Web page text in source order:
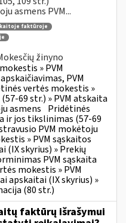
asmens PVM...
faktūroje
žinyno
» PVM
PVM
vertės mokestis »
69 str.) » PVM atskaita
asmens Pridėtinės
ir jos tikslinimas (57-69
PVM mokėtoju
» PVM sąskaitos
(IX skyrius) » Prekių
PVM sąskaita
mokestis » PVM
apskaitai (IX skyrius) »
(80 str.)
faktūrų išrašymui